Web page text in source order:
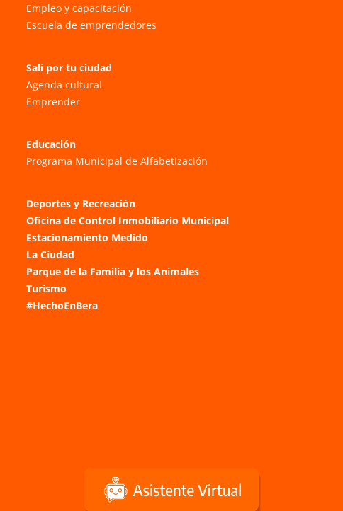
Empleo y capacitación
Escuela de emprendedores
Salí por tu ciudad
Agenda cultural
Emprender
Educación
Programa Municipal de Alfabetización
Deportes y Recreación
Oficina de Control Inmobiliario Municipal
Estacionamiento Medido
La Ciudad
Parque de la Familia y los Animales
Turismo
#HechoEnBera